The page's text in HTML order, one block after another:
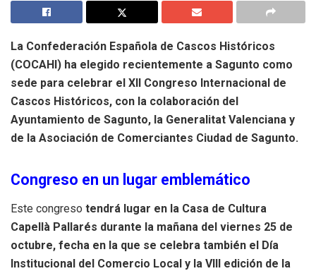
La Confederación Española de Cascos Históricos
(COCAHI) ha elegido recientemente a Sagunto como
sede para celebrar el XII Congreso Internacional de
Cascos Históricos, con la colaboración del
Ayuntamiento de Sagunto, la Generalitat Valenciana y
de la Asociación de Comerciantes Ciudad de Sagunto.
Congreso en un lugar emblemático
Este congreso tendrá lugar en la Casa de Cultura
Capellà Pallarés durante la mañana del viernes 25 de
octubre, fecha en la que se celebra también el Día
Institucional del Comercio Local y la VIII edición de la